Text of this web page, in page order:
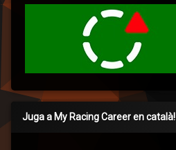
Juga a My Racing Career en català!